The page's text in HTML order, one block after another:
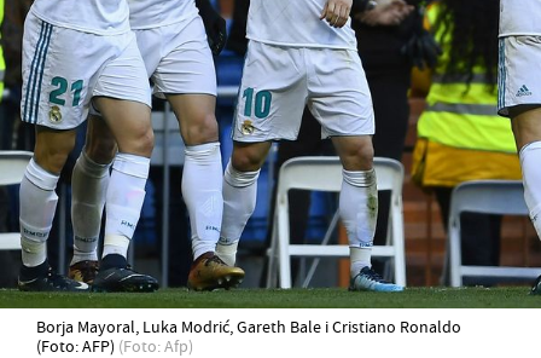
Borja Mayoral, Luka Modrić, Gareth Bale i Cristiano Ronaldo
(Foto: AFP) (Foto: Afp)